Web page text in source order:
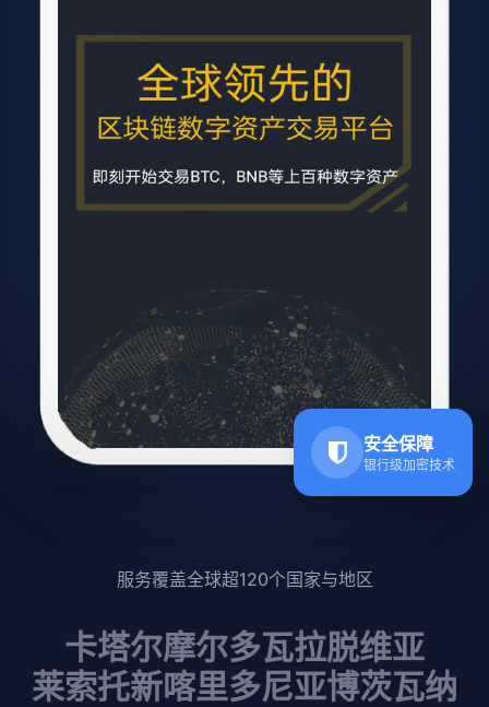
安全保障
银行级加密技术
服务覆盖全球超120个国家与地区
卡塔尔摩尔多瓦拉脱维亚
莱索托新喀里多尼亚博茨瓦纳